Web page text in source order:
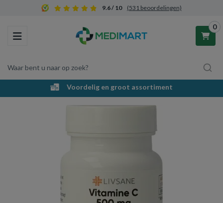
9.6 / 10 (531 beoordelingen)
Toggle navigation
Waar bent u naar op zoek?
0
Winkelwagen
Uw winkelwagen is leeg.
Vul hem met producten.
Voordelig en groot assortiment